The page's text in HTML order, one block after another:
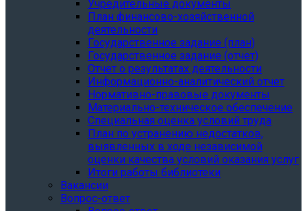
Учредительные документы
План финансово-хозяйственной
деятельности
Государственное задание (план)
Государственное задание (отчет)
Отчет о результатах деятельности
Информационно-аналитический отчет
Нормативно-правовые документы
Материально-техническое обеспечение
Специальная оценка условий труда
План по устранению недостатков,
выявленных в ходе независимой
оценки качества условий оказания услуг
Итоги работы библиотеки
Вакансии
Вопрос-ответ